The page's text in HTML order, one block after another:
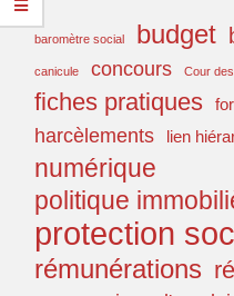
baromètre social budget
canicule concours Cour
fiches pratiques
harcèlements lien
numérique
politique
protection
rémunérations